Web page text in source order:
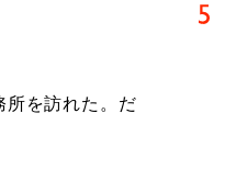
を訪れた。だ